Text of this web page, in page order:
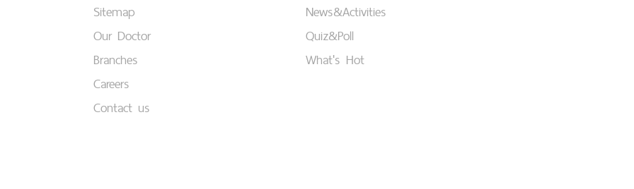
Sitemap
Our Doctor
Branches
Careers
Contact us
News&Activities
Quiz&Poll
What's Hot